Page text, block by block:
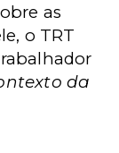
as
o TRT
da